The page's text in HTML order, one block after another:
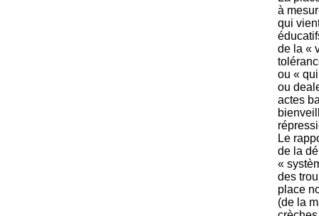
à
qui
de la «
ou «
ou
actes
Le
de la
«
des
place
(de la